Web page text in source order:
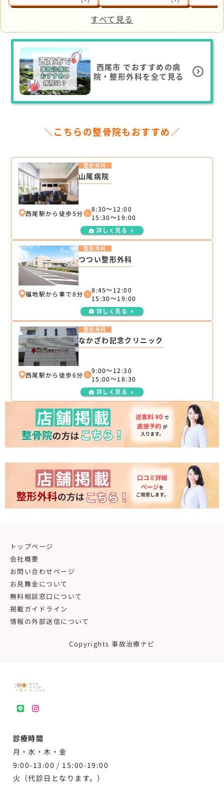
すべて見る
西尾市 でおすすめの病
院・整形外科を全て見る
＼こちらの整骨院もおすすめ／
山尾病院
整形外科
西尾駅から徒歩5分
8:30～12:00
15:30～19:00
詳しく見る
つつい整形外科
整形外科
福地駅から車で8分
8:45～12:00
15:30～19:00
詳しく見る
なかざわ記念クリニック
整形外科
西尾駅から徒歩6分
9:00～12:30
15:00～18:30
詳しく見る
トップページ
会社概要
お問い合わせページ
お見舞金について
無料相談窓口について
掲載ガイドライン
情報の外部送信について
Copyrights 事故治療ナビ
LINEinstagram
診療時間
月・水・木・金
9:00-13:00 / 15:00-19:00
火（代診日となります。）